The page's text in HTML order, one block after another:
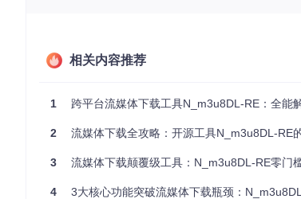
面对上述挑战，N_m3u8DL-RE通过技术创新提供了
1. 多协议支持能力
不同平台切换工具，一个解决方案即可应对绝大多
2. 完整加密处理
通过
src/N_m3u8DL-RE/Crypto/目录下的AES和
相关内容推荐
1 跨平台流媒体下载工具N_m3u8DL-RE：全能解析与
2 流媒体下载全攻略：开源工具N_m3u8DL-RE
3 流媒体下载颠覆级工具：N_m3u8DL-RE零门
4 3大核心功能突破流媒体下载瓶颈：